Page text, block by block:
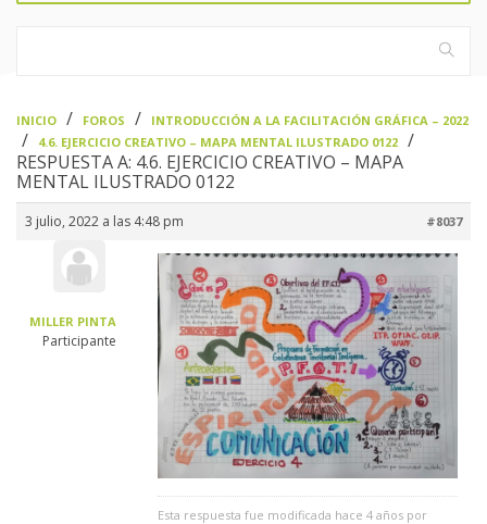
INICIO FOROS INTRODUCCIÓN A LA FACILITACIÓN GRÁFICA – 2022
4.6. EJERCICIO CREATIVO – MAPA MENTAL ILUSTRADO 0122
RESPUESTA A: 4.6. EJERCICIO CREATIVO – MAPA
MENTAL ILUSTRADO 0122
3 julio, 2022 a las 4:48 pm #8037
MILLER PINTA
Participante
Esta respuesta fue modificada hace 4 años por